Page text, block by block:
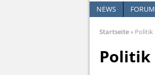
NEWS FORUM
Startseite» Politik
Politik